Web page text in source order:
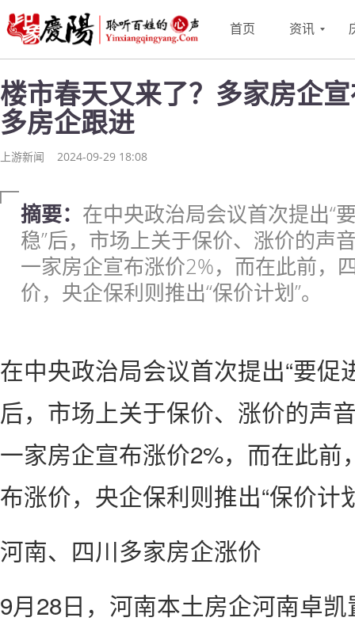
首页 资讯
楼市春天又来了？多家房企
多房企跟进
上游新闻 2024-09-29 18:08
摘要： 在中央政治局会议首次提出“
稳”后，市场上关于保价、涨价的声
一家房企宣布涨价2%，而在此前，
价，央企保利则推出“保价计划”。
在中央政治局会议首次提出“要促
后，市场上关于保价、涨价的声
一家房企宣布涨价2%，而在此前
布涨价，央企保利则推出“保价计
河南、四川多家房企涨价
9月28日，河南本土房企河南卓